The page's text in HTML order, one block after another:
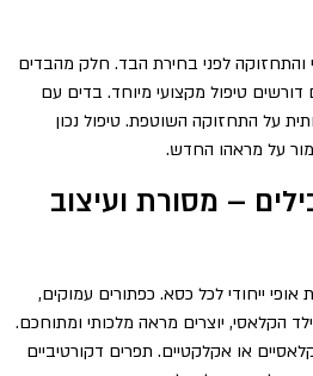
והתחזוקה לפני בחירת הבד. חלק מהבדים
דורשים טיפול מקצועי מיוחד. בדים עם
על התחזוקה השוטפת. טיפול נכון
על מראהו החדש.
– מסורת ועיצוב
אופי ייחודי לכל כסא. כפתורים עמוקים,
הקלאסי, יוצרים מראה מלכותי ומתוחכם.
או אקלקטיים. תפרים דקורטיביים